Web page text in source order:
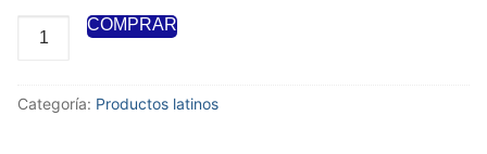
COMPRAR
Categoría: Productos latinos